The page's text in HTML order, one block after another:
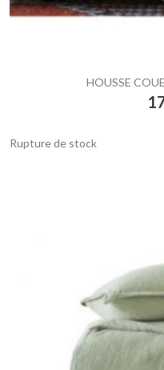
HOUSSE
Rupture de stock